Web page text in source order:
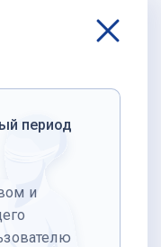
период
и